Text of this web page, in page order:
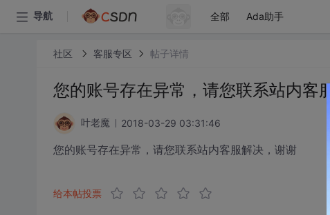
导航 全部 Ada助手
社区 客服专区 帖子详情
您的账号存在异常，请您联系站内客
叶老魔 2018-03-29 03:31:46
您的账号存在异常，请您联系站内客服解决，谢谢
给本帖投票